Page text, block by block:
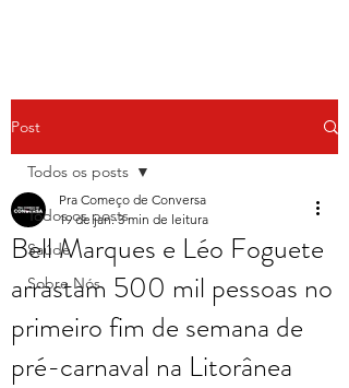
Post
Todos os posts
Saúde
Sobre Nós
Todos os posts
Bell Marques e Léo Foguete
arrastam 500 mil pessoas no
primeiro fim de semana de
pré-carnaval na Litorânea
Pra Começo de Conversa
19 de jan. 3 min de leitura